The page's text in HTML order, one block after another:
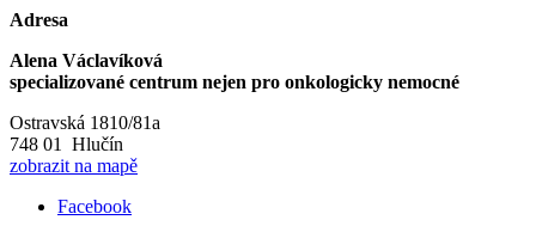
Adresa
Alena Václavíková
specializované centrum nejen pro onkologicky nemocné
Ostravská 1810/81a
748 01 Hlučín
zobrazit na mapě
Facebook